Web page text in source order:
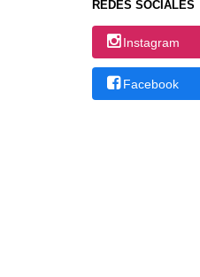
REDES SOCIALES
Instagram
Facebook